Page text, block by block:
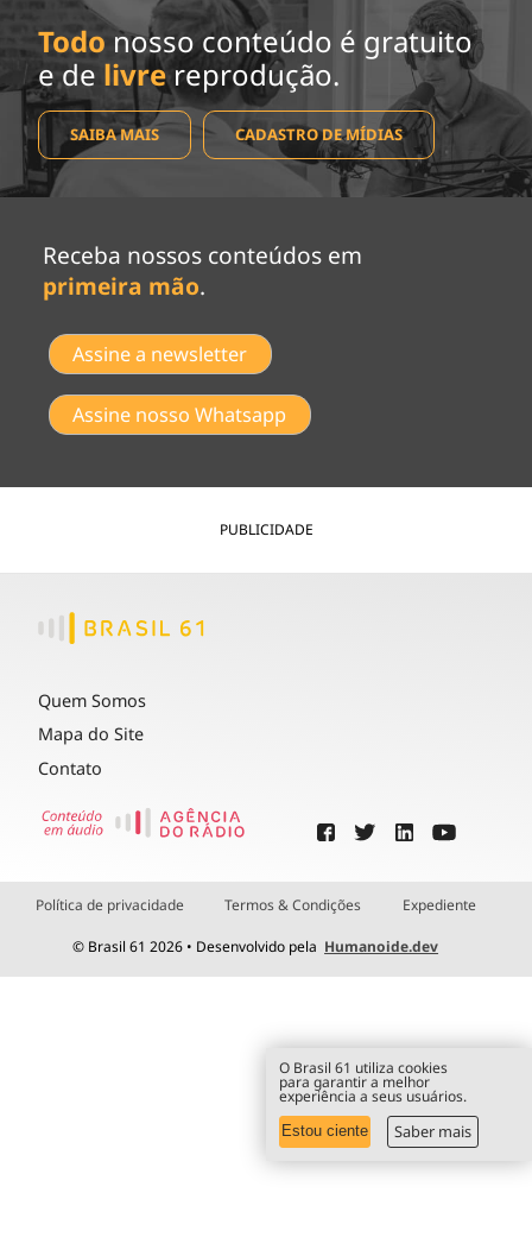
Todo nosso conteúdo é gratuito
e de livrereprodução.
SAIBA MAIS CADASTRO DE MÍDIAS
Receba nossos conteúdos em
primeira mão.
Assine a newsletter
Assine nosso Whatsapp
PUBLICIDADE
Quem Somos
Mapa do Site
Contato
Política de privacidade Termos & Condições Expediente
© Brasil 61 2026 • Desenvolvido pela Humanoide.dev
O Brasil 61 utiliza cookies
para garantir a melhor
experiência a seus usuários.
Estou ciente Saber mais